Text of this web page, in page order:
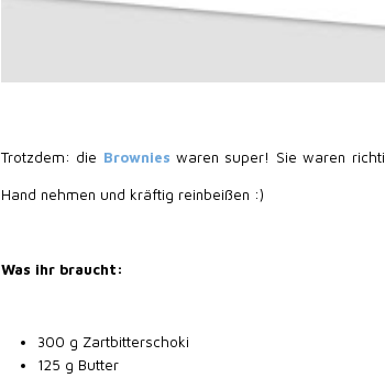
Trotzdem: die Brownies waren super! Sie waren
Hand nehmen und kräftig reinbeißen :)
Was ihr braucht:
300 g Zartbitterschoki
125 g Butter